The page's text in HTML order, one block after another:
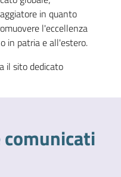
in quanto
l'eccellenza
in patria e all'estero.
il sito dedicato